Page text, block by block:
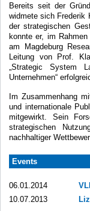
Bereits seit der
widmete sich Frederik
der strategischen
konnte er, im
am Magdeburg
Leitung von Prof.
„Strategic System
Unternehmen“
Im Zusammenhang
und internationale
mitgewirkt. Sein
strategischen
nachhaltiger
Events
06.01.2014
10.07.2013